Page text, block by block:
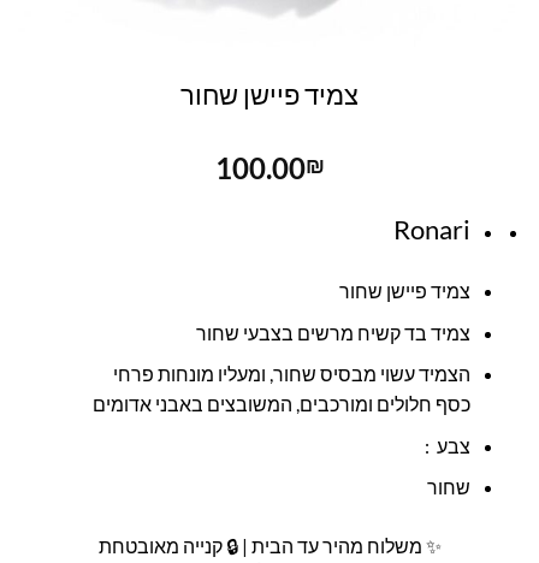
צמיד פיישן שחור
100.00₪
Ronari
צמיד פיישן שחור
צמיד בד קשיח מרשים בצבעי שחור
הצמיד עשוי מבסיס שחור, ומעליו מונחות פרחי
כסף חלולים ומורכבים, המשובצים באבני אדומים
צבע :
שחור
✨ משלוח מהיר עד הבית | 🔒 קנייה מאובטחת